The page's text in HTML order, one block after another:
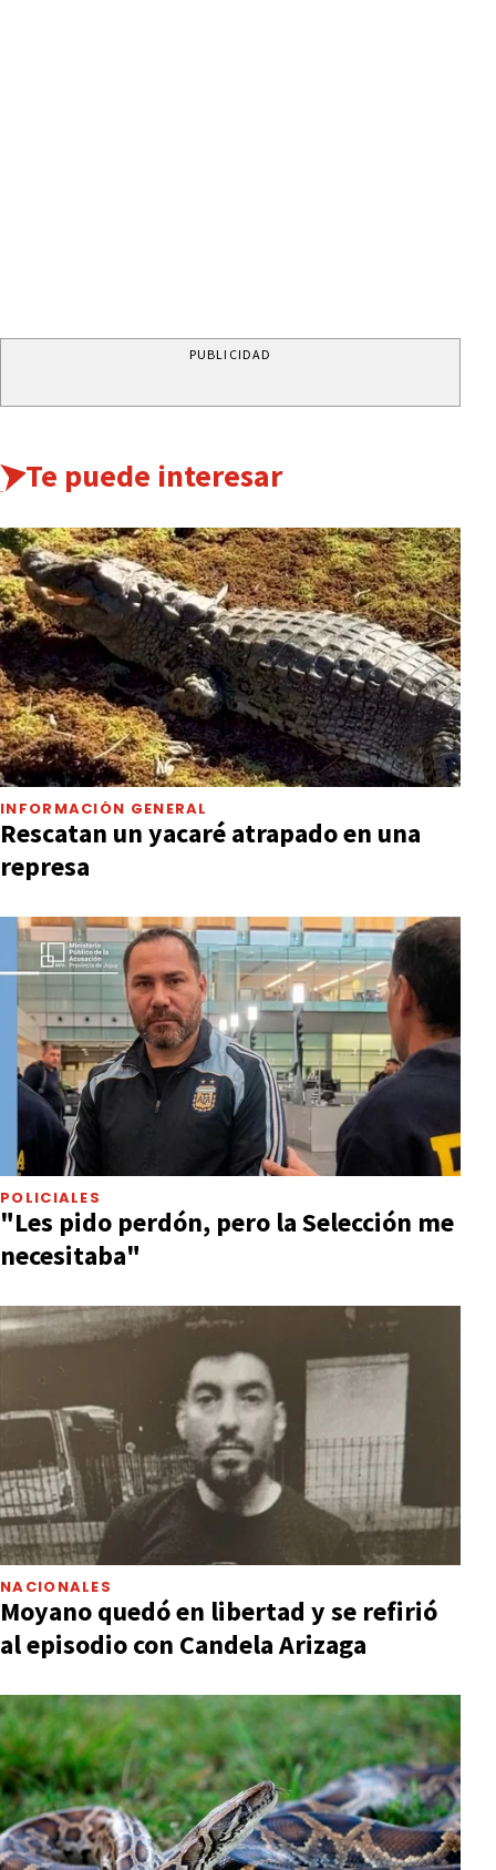
PUBLICIDAD
Te puede interesar
INFORMACIÓN GENERAL
Rescatan un yacaré atrapado en una
represa
POLICIALES
"Les pido perdón, pero la Selección me
necesitaba"
NACIONALES
Moyano quedó en libertad y se refirió
al episodio con Candela Arizaga